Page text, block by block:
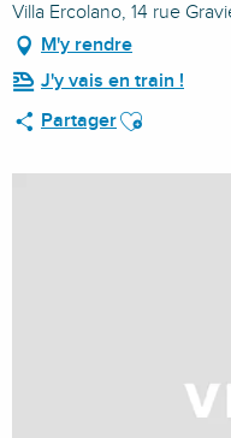
Villa Ercolano, 14 rue
M'y rendre
J'y vais en train !
PartagerAjouter aux